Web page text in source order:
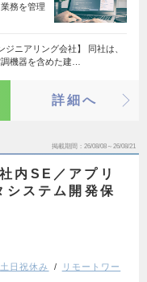
務を管理
ジニアリング会社】 同社は、
機器を含めた建…
詳細へ
掲載期間 26/08/08～26/08/21
内SE／アプリ
システム開発保
土日祝休み
リモートワー